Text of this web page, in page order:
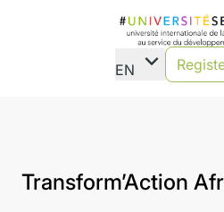
EN expand_more
Transform’Action